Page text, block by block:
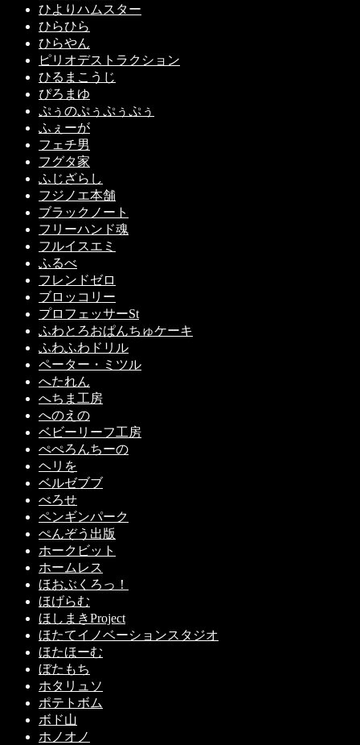
ひよりハムスター
ひらひら
ひらやん
ピリオデストラクション
ひるまこうじ
ぴろまゆ
ぷぅのぷぅぷぅぷぅ
ふぇーが
フェチ男
フグタ家
ふじざらし
フジノエ本舗
ブラックノート
フリーハンド魂
フルイスエミ
ふるべ
フレンドゼロ
ブロッコリー
プロフェッサーSt
ふわとろおぱんちゅケーキ
ふわふわドリル
ペーター・ミツル
へたれん
へちま工房
へのえの
ベビーリーフ工房
ぺぺろんちーの
ヘリを
ベルゼブブ
べろせ
ペンギンパーク
ぺんぞう出版
ホークビット
ホームレス
ほおぶくろっ！
ほげらむ
ほしまきProject
ほたてイノベーションスタジオ
ほたほーむ
ぼたもち
ホタリュソ
ポテトボム
ボド山
ホノオノ